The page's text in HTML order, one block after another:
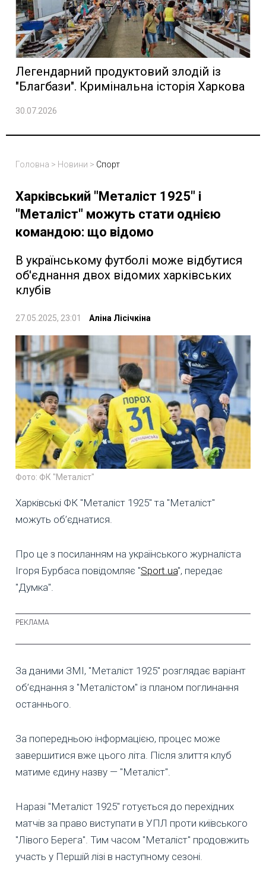
Легендарний продуктовий злодій із
"Благбази". Кримінальна історія Харкова
30.07.2026
Головна > Новини > Спорт
Харківський "Металіст 1925" і
"Металіст" можуть стати однією
командою: що відомо
В українському футболі може відбутися
об'єднання двох відомих харківських
клубів
27.05.2025, 23:01 Аліна Лісічкіна
Фото: ФК "Металіст"
Харківські ФК "Металіст 1925" та "Металіст"
можуть об’єднатися.
Про це з посиланням на українського журналіста
Ігоря Бурбаса повідомляє "Sport.ua", передає
"Думка".
За даними ЗМІ, "Металіст 1925" розглядає варіант
об’єднання з "Металістом" із планом поглинання
останнього.
За попередньою інформацією, процес може
завершитися вже цього літа. Після злиття клуб
матиме єдину назву — "Металіст".
Наразі "Металіст 1925" готується до перехідних
матчів за право виступати в УПЛ проти київського
"Лівого Берега". Тим часом "Металіст" продовжить
участь у Першій лізі в наступному сезоні.